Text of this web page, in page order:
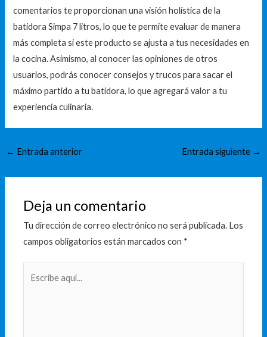
comentarios te proporcionan una visión holística de la
batidora Simpa 7 litros, lo que te permite evaluar de manera
más completa si este producto se ajusta a tus necesidades en
la cocina. Asimismo, al conocer las opiniones de otros
usuarios, podrás conocer consejos y trucos para sacar el
máximo partido a tu batidora, lo que agregará valor a tu
experiencia culinaria.
← Entrada anterior Entrada siguiente →
Deja un comentario
Tu dirección de correo electrónico no será publicada. Los
campos obligatorios están marcados con *